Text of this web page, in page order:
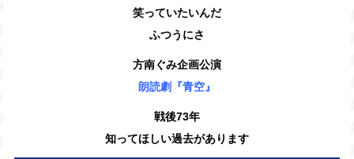
笑っていたいんだ
ふつうにさ
方南ぐみ企画公演
朗読劇『青空』
戦後73年
知ってほしい過去があります